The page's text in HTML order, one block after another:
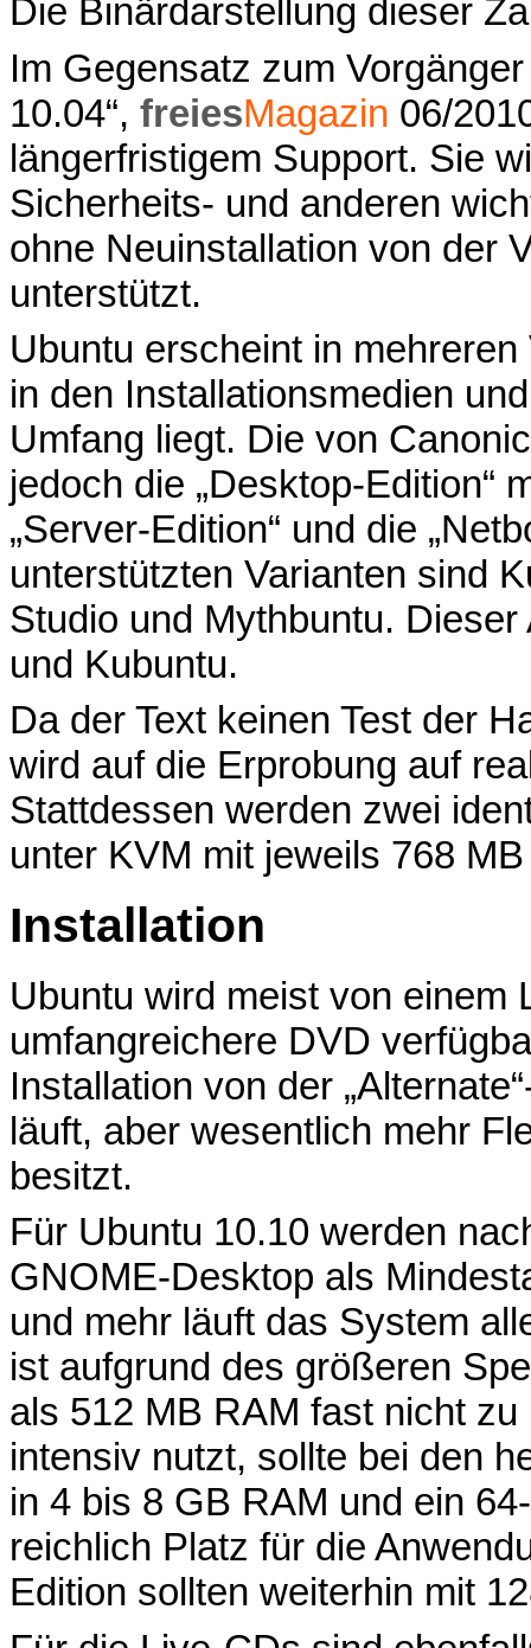
Die Binärdarstellung dieser
Im Gegensatz zum
10.04“, freiesMagazin 06/
längerfristigem Support. Sie
Sicherheits- und anderen
ohne Neuinstallation von der
unterstützt.
Ubuntu erscheint in
in den Installationsmedien
Umfang liegt. Die von
jedoch die „Desktop-Edition“
„Server-Edition“ und die
unterstützten Varianten sind
Studio und Mythbuntu.
und Kubuntu.
Da der Text keinen Test der
wird auf die Erprobung auf
Stattdessen werden zwei
unter KVM mit jeweils 768
Installation
Ubuntu wird meist von einem
umfangreichere DVD
Installation von der
läuft, aber wesentlich mehr
besitzt.
Für Ubuntu 10.10 werden
GNOME-Desktop als
und mehr läuft das System
ist aufgrund des größeren
als 512 MB RAM fast nicht
intensiv nutzt, sollte bei den
in 4 bis 8 GB RAM und ein
reichlich Platz für die
Edition sollten weiterhin mit